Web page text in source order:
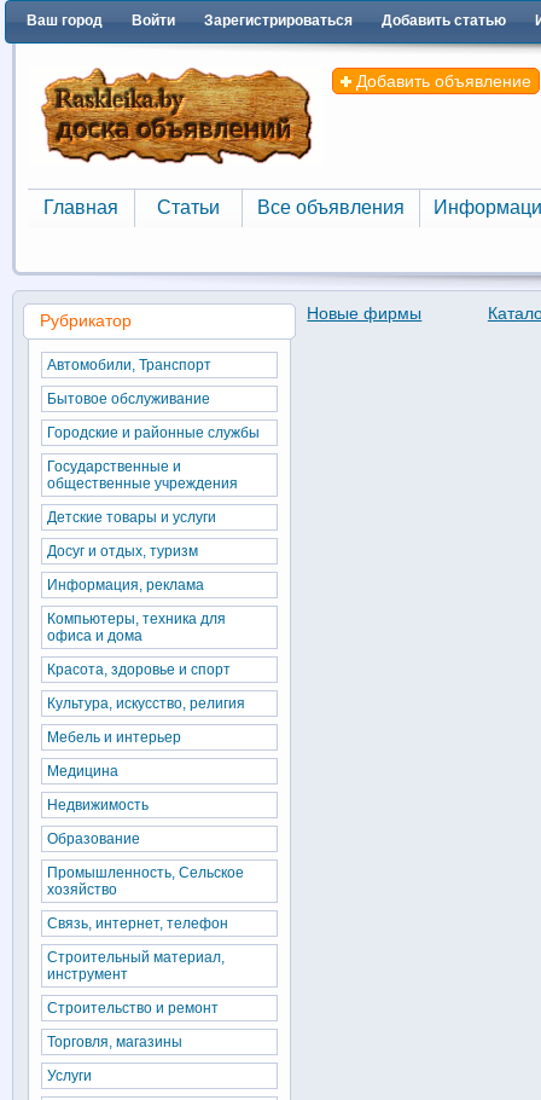
Ваш город Войти Зарегистрироваться Добавить статью
Добавить объявление
Главная
Главная
Статьи
Статьи
Все объявления
Все объявления
Новые фирмы
Рубрикатор
Автомобили, Транспорт
Бытовое обслуживание
Городские и районные службы
Государственные и
общественные учреждения
Детские товары и услуги
Досуг и отдых, туризм
Информация, реклама
Компьютеры, техника для
офиса и дома
Красота, здоровье и спорт
Культура, искусство, религия
Мебель и интерьер
Медицина
Недвижимость
Образование
Промышленность, Сельское
хозяйство
Связь, интернет, телефон
Строительный материал,
инструмент
Строительство и ремонт
Торговля, магазины
Услуги